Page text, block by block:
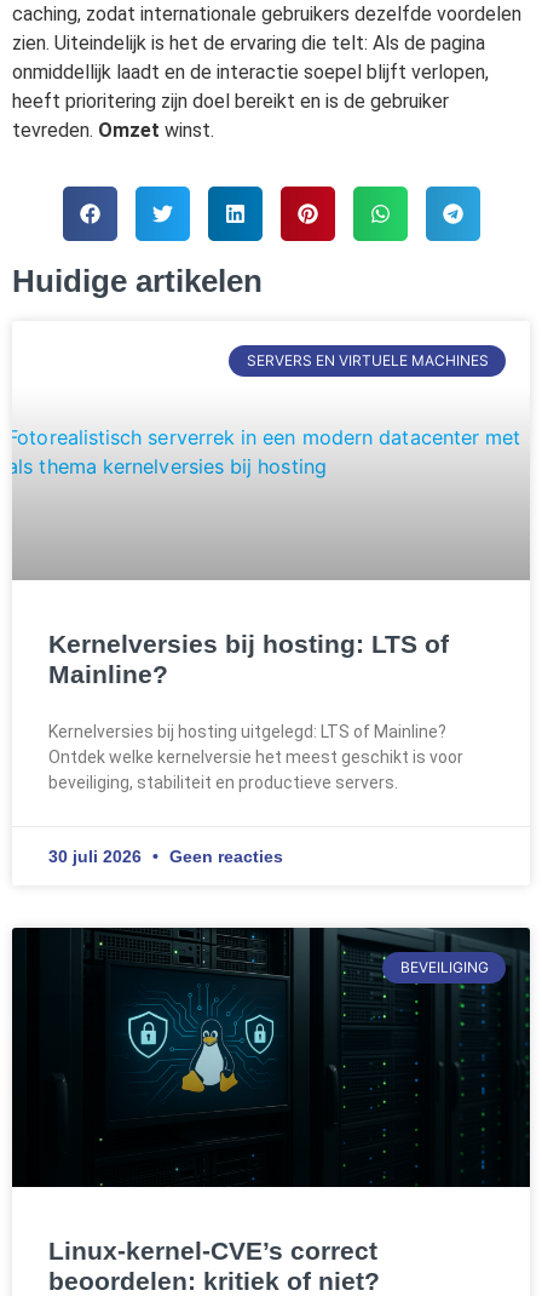
caching, zodat internationale gebruikers dezelfde voordelen
zien. Uiteindelijk is het de ervaring die telt: Als de pagina
onmiddellijk laadt en de interactie soepel blijft verlopen,
heeft prioritering zijn doel bereikt en is de gebruiker
tevreden. Omzet winst.
Huidige artikelen
SERVERS EN VIRTUELE MACHINES
Kernelversies bij hosting: LTS of
Mainline?
Kernelversies bij hosting uitgelegd: LTS of Mainline?
Ontdek welke kernelversie het meest geschikt is voor
beveiliging, stabiliteit en productieve servers.
30 juli 2026 Geen reacties
BEVEILIGING
Linux-kernel-CVE’s correct
beoordelen: kritiek of niet?